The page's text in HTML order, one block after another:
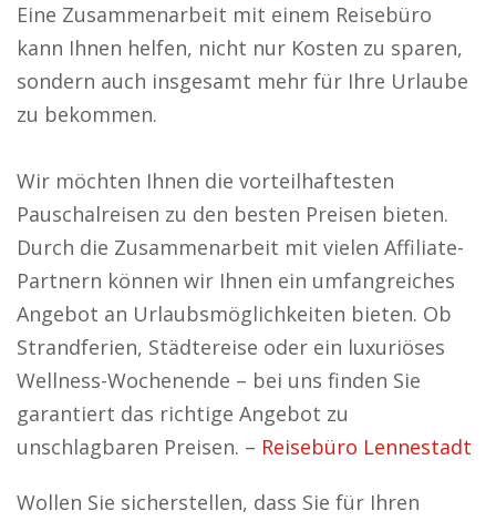
Eine Zusammenarbeit mit einem Reisebüro
kann Ihnen helfen, nicht nur Kosten zu sparen,
sondern auch insgesamt mehr für Ihre Urlaube
zu bekommen.
Wir möchten Ihnen die vorteilhaftesten
Pauschalreisen zu den besten Preisen bieten.
Durch die Zusammenarbeit mit vielen Affiliate-
Partnern können wir Ihnen ein umfangreiches
Angebot an Urlaubsmöglichkeiten bieten. Ob
Strandferien, Städtereise oder ein luxuriöses
Wellness-Wochenende – bei uns finden Sie
garantiert das richtige Angebot zu
unschlagbaren Preisen. – Reisebüro Lennestadt
Wollen Sie sicherstellen, dass Sie für Ihren